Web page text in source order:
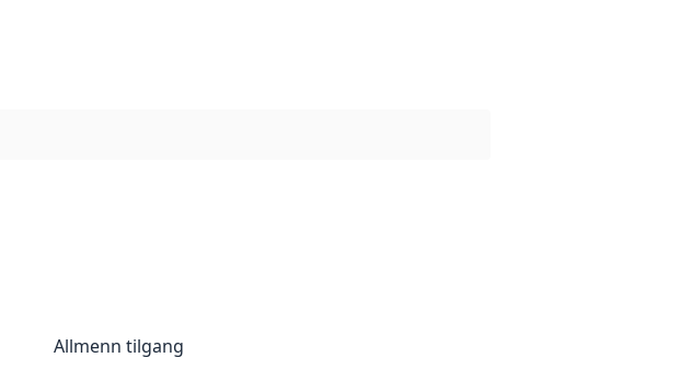
Allmenn tilgang